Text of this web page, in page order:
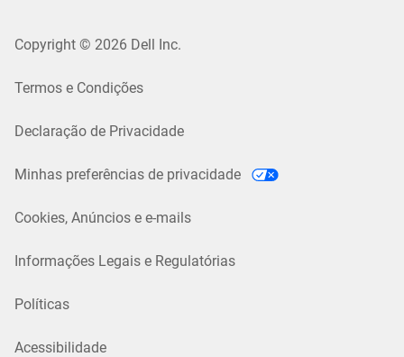
Copyright © 2026 Dell Inc.
Termos e Condições
Declaração de Privacidade
Minhas preferências de privacidade
Cookies, Anúncios e e-mails
Informações Legais e Regulatórias
Políticas
Acessibilidade